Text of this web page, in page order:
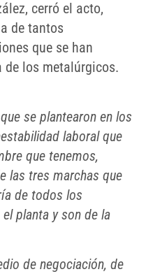
cerró el acto,
de tantos
que se han
los metalúrgicos.
se plantearon en los
laboral que
que tenemos,
las tres marchas que
de todos los
planta y son de la
de negociación, de